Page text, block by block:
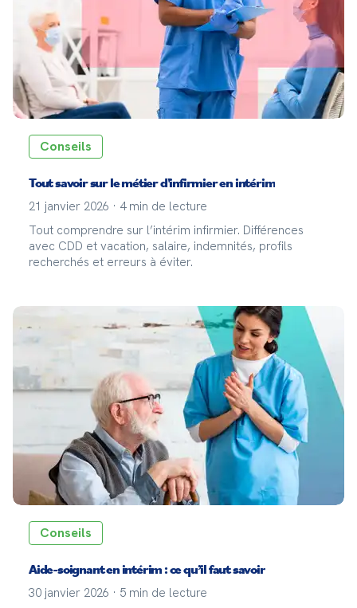
Conseils
Tout savoir sur le métier d'infirmier en intérim
21 janvier 2026 · 4 min de lecture
Tout comprendre sur l’intérim infirmier. Différences
avec CDD et vacation, salaire, indemnités, profils
recherchés et erreurs à éviter.
Conseils
Aide-soignant en intérim : ce qu’il faut savoir
30 janvier 2026 · 5 min de lecture